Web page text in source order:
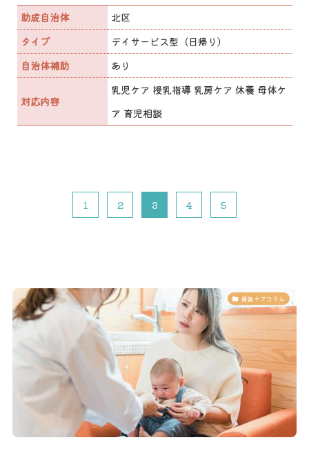
助成自治体
北区
タイプ
デイサービス型（日帰り）
自治体補助
あり
対応内容
乳児ケア 授乳指導 乳房ケア 休養 母体ケ
ア 育児相談
1 2 3 4 5
産後ケアコラム